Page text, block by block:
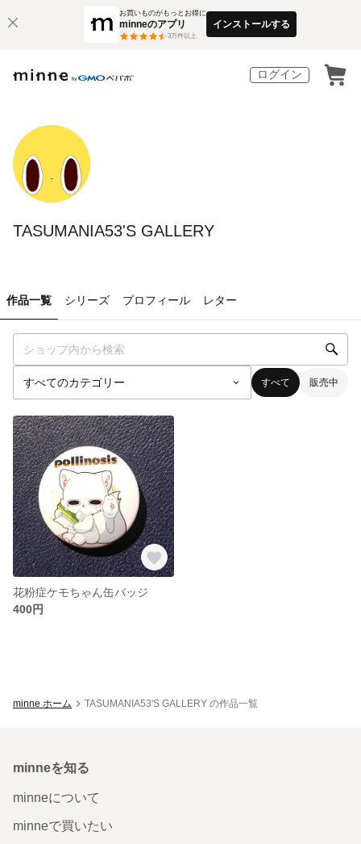
お買いものがもっとお得に
minneのアプリ
3万件以上
インストールする
ログイン
TASUMANIA53'S GALLERY
作品一覧 シリーズ プロフィール レター
すべて 販売中
花粉症ケモちゃん缶バッジ
400円
minne ホーム TASUMANIA53'S GALLERY の作品一覧
minneを知る
minneについて
minneで買いたい